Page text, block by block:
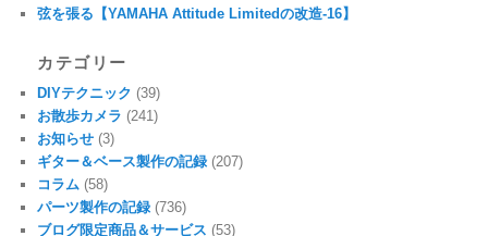
弦を張る【YAMAHA Attitude Limitedの改造-16】
カテゴリー
DIYテクニック (39)
お散歩カメラ (241)
お知らせ (3)
ギター＆ベース製作の記録 (207)
コラム (58)
パーツ製作の記録 (736)
ブログ限定商品＆サービス (53)